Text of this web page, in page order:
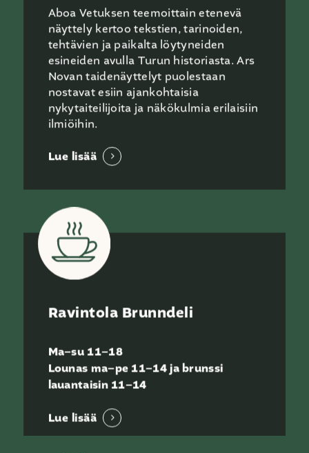
Aboa Vetuksen teemoittain etenevä
näyttely kertoo tekstien, tarinoiden,
tehtävien ja paikalta löytyneiden
esineiden avulla Turun historiasta. Ars
Novan taidenäyttelyt puolestaan
nostavat esiin ajankohtaisia
nykytaiteilijoita ja näkökulmia erilaisiin
ilmiöihin.
Lue lisää
Ravintola Brunndeli
Ma–su 11–18
Lounas ma–pe 11–14 ja brunssi
lauantaisin 11–14
Lue lisää